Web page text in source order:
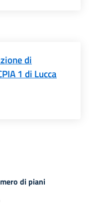
di
1 di Lucca
di piani